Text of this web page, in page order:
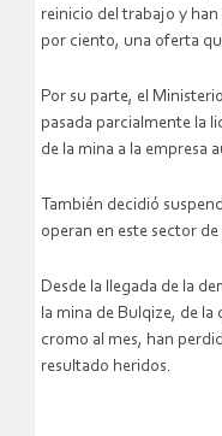
reinicio del trabajo y
por ciento, una oferta
Por su parte, el
pasada parcialmente la
de la mina a la empresa
También decidió
operan en este sector de
Desde la llegada de la
la mina de Bulqize, de la
cromo al mes, han
resultado heridos.